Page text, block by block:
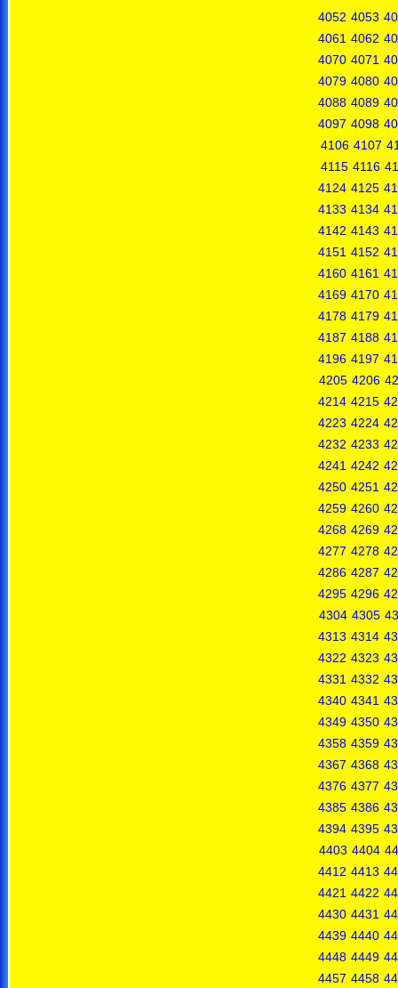
4052 4053
4061 4062
4070 4071
4079 4080
4088 4089
4097 4098
4106 4107
4115 4116
4124 4125
4133 4134
4142 4143
4151 4152
4160 4161
4169 4170
4178 4179
4187 4188
4196 4197
4205 4206
4214 4215
4223 4224
4232 4233
4241 4242
4250 4251
4259 4260
4268 4269
4277 4278
4286 4287
4295 4296
4304 4305
4313 4314
4322 4323
4331 4332
4340 4341
4349 4350
4358 4359
4367 4368
4376 4377
4385 4386
4394 4395
4403 4404
4412 4413
4421 4422
4430 4431
4439 4440
4448 4449
4457 4458